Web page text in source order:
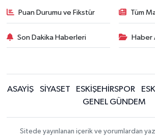
Puan Durumu ve Fikstür Tüm
Son Dakika Haberleri Haber
ASAYİŞ SİYASET ESKİŞEHİRSPOR
GENEL GÜNDEM
Sitede yayınlanan içerik ve yorumlardan